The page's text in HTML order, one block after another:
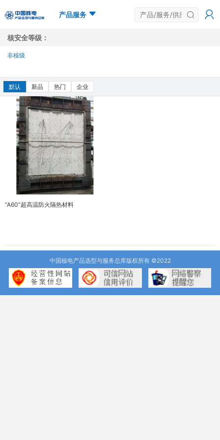
产品服务
核安全等级：
非核级
默认
新品 热门 企业
“A60”超高温防火隔热材料
中国核电产品选型与服务总库版权所有 ©2022